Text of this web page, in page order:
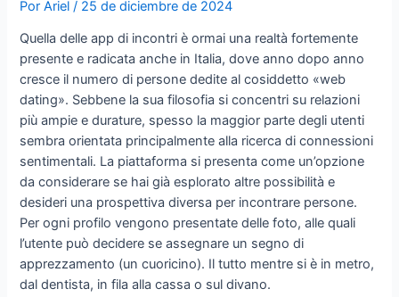
PorAriel/ 25 de diciembre de 2024
Quella delle app di incontri è ormai una realtà fortemente
presente e radicata anche in Italia, dove anno dopo anno
cresce il numero di persone dedite al cosiddetto «web
dating». Sebbene la sua filosofia si concentri su relazioni
più ampie e durature, spesso la maggior parte degli utenti
sembra orientata principalmente alla ricerca di connessioni
sentimentali. La piattaforma si presenta come un’opzione
da considerare se hai già esplorato altre possibilità e
desideri una prospettiva diversa per incontrare persone.
Per ogni profilo vengono presentate delle foto, alle quali
l’utente può decidere se assegnare un segno di
apprezzamento (un cuoricino). Il tutto mentre si è in metro,
dal dentista, in fila alla cassa o sul divano.